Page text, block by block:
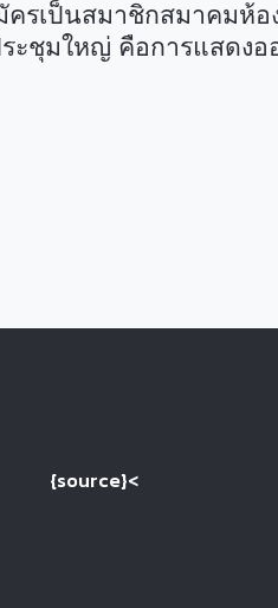
เป็นสมาชิกสมาคมห้อ
ะชุมใหญ่ คือการแสดงอ
{source}<